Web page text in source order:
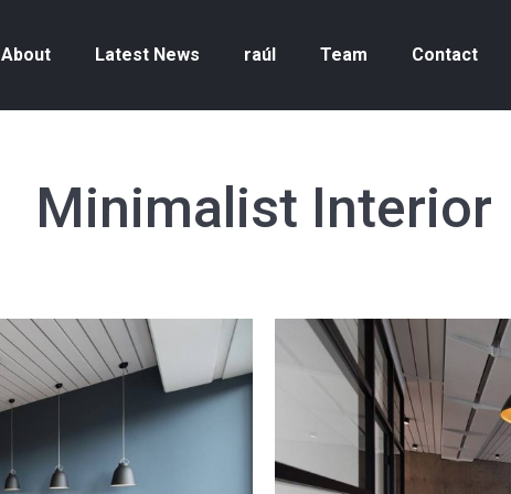
About Latest News raúl Team Contact
Minimalist Interior